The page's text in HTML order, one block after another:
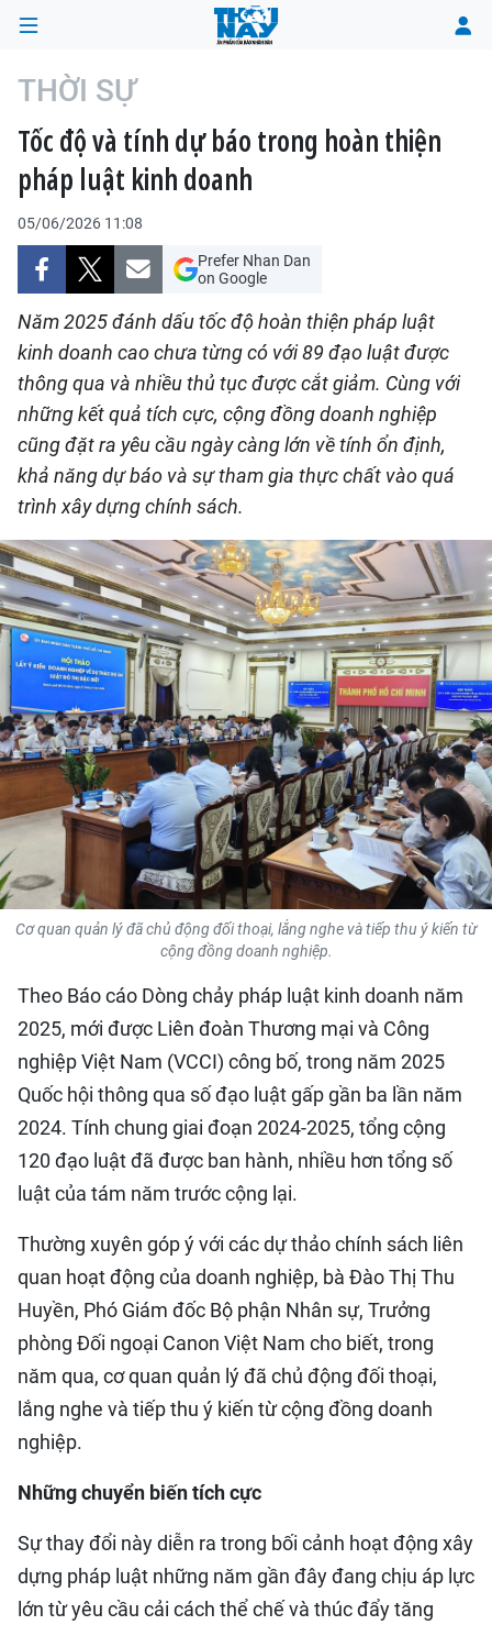
TRANG CHỦ
THỜI SỰ
CHÍNH TRỊ
KINH TẾ
ĐÔ THỊ
VĂN HÓA - VĂN NGHỆ
QUỐC TẾ
THỂ THAO
DU LỊCH
HỒ SƠ - TƯ LIỆU
NHÂN DÂN ĐIỆN TỬ
NHÂN DÂN HẰNG THÁNG
NHÂN DÂN CUỐI TUẦN
THỜI SỰ
Tốc độ và tính dự báo trong hoàn thiện
pháp luật kinh doanh
05/06/2026 11:08
Prefer Nhan Dan
on Google
Năm 2025 đánh dấu tốc độ hoàn thiện pháp luật
kinh doanh cao chưa từng có với 89 đạo luật được
thông qua và nhiều thủ tục được cắt giảm. Cùng với
những kết quả tích cực, cộng đồng doanh nghiệp
cũng đặt ra yêu cầu ngày càng lớn về tính ổn định,
khả năng dự báo và sự tham gia thực chất vào quá
trình xây dựng chính sách.
Cơ quan quản lý đã chủ động đối thoại, lắng nghe và tiếp thu ý kiến từ
cộng đồng doanh nghiệp.
Theo Báo cáo Dòng chảy pháp luật kinh doanh năm
2025, mới được Liên đoàn Thương mại và Công
nghiệp Việt Nam (VCCI) công bố, trong năm 2025
Quốc hội thông qua số đạo luật gấp gần ba lần năm
2024. Tính chung giai đoạn 2024-2025, tổng cộng
120 đạo luật đã được ban hành, nhiều hơn tổng số
luật của tám năm trước cộng lại.
Thường xuyên góp ý với các dự thảo chính sách liên
quan hoạt động của doanh nghiệp, bà Đào Thị Thu
Huyền, Phó Giám đốc Bộ phận Nhân sự, Trưởng
phòng Đối ngoại Canon Việt Nam cho biết, trong
năm qua, cơ quan quản lý đã chủ động đối thoại,
lắng nghe và tiếp thu ý kiến từ cộng đồng doanh
nghiệp.
Những chuyển biến tích cực
Sự thay đổi này diễn ra trong bối cảnh hoạt động xây
dựng pháp luật những năm gần đây đang chịu áp lực
lớn từ yêu cầu cải cách thể chế và thúc đẩy tăng